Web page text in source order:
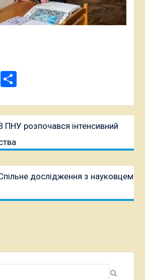
Поділитися
ПНУ розпочався інтенсивний
дослідження з науковцем